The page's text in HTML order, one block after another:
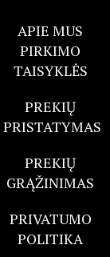
APIE MUS
PIRKIMO
TAISYKLĖS
PREKIŲ
PRISTATYMAS
PREKIŲ
GRĄŽINIMAS
PRIVATUMO
POLITIKA